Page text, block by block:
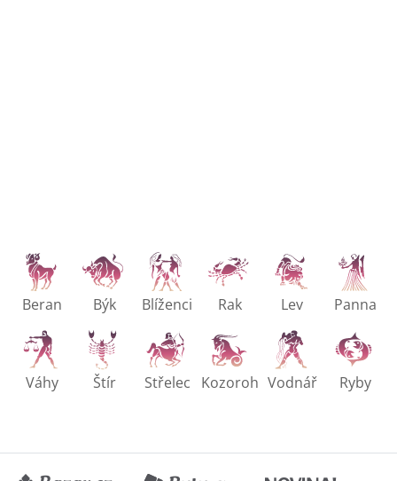
Beran Býk Blíženci Rak Lev Panna
Váhy Štír Střelec Kozoroh Vodnář Ryby